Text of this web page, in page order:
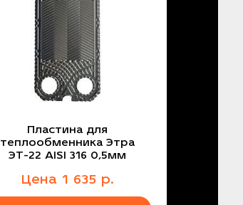
Пластина для
теплообменника Этра
ЭТ-22 AISI 316 0,5мм
Цена 1 635 р.